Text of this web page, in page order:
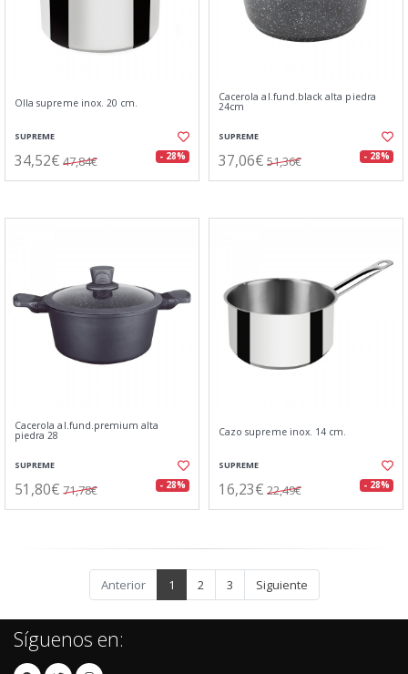
Olla supreme inox. 20 cm.
SUPREME
34,52€ 47,84€ - 28%
Cacerola al.fund.black alta piedra
24cm
SUPREME
37,06€ 51,36€ - 28%
Cacerola al.fund.premium alta
piedra 28
SUPREME
51,80€ 71,78€ - 28%
Cazo supreme inox. 14 cm.
SUPREME
16,23€ 22,49€ - 28%
Anterior 1 2 3 Siguiente
Síguenos en: